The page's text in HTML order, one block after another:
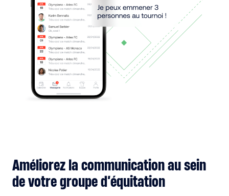
Améliorez la communication au sein
de votre groupe d’équitation